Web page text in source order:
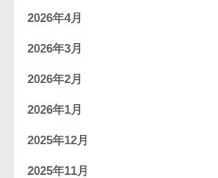
2026年4月
2026年3月
2026年2月
2026年1月
2025年12月
2025年11月